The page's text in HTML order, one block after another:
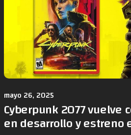
mayo 26, 2025
Cyberpunk 2077 vuelve
en desarrollo y estreno